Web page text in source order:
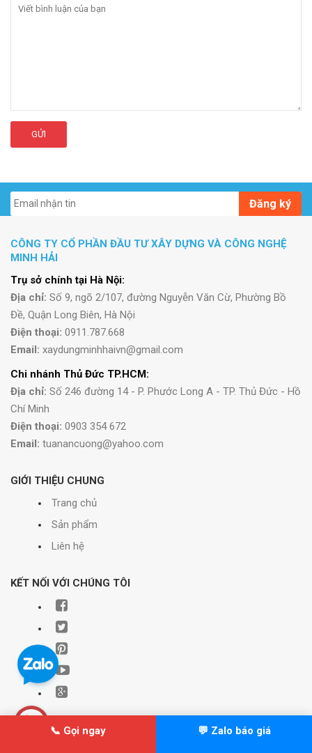
GỬI
Đăng ký
CÔNG TY CỔ PHẦN ĐẦU TƯ XÂY DỰNG VÀ CÔNG NGHỆ
MINH HẢI
Trụ sở chính tại Hà Nội:
Địa chỉ: Số 9, ngõ 2/107, đường Nguyễn Văn Cừ, Phường Bồ
Đề, Quận Long Biên, Hà Nội
Điện thoại: 0911.787.668
Email: xaydungminhhaivn@gmail.com
Chi nhánh Thủ Đức TP.HCM:
Địa chỉ: Số 246 đường 14 - P. Phước Long A - TP. Thủ Đức - Hồ
Chí Minh
Điện thoại: 0903 354 672
Email: tuanancuong@yahoo.com
GIỚI THIỆU CHUNG
Trang chủ
Sản phẩm
Liên hệ
KẾT NỐI VỚI CHÚNG TÔI
© Bản quyền thuộc về Xây dựng Minh Hải | Cung cấp bởiSapo
📞 Gọi ngay 💬 Zalo báo giá